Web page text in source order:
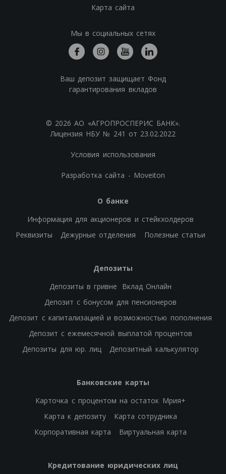
Карта сайта
Мы в социальных сетях
Ваш депозит защищает Фонд
гарантирования вкладов
© 2026 АО «АГРОПРОСПЕРИС БАНК».
Лицензия НБУ № 241 от 23.02.2022
Условия использования
Разработка сайта - Moveiton
О банке
Информация для акционеров и стейкхолдеров
Реквизиты
Дежурные отделения Полезные статьи
Депозиты
Депозиты в гривне
Вклад Онлайн
Депозит с бонусом для пенсионеров
Депозит с капитализацией и возможностью пополнения
Депозит с ежемесячной выплатой процентов
Депозиты для юр. лиц
Депозитный калькулятор
Банковские карты
Карточка с процентом на остаток Мрия+
Карта к депозиту
Карта сотрудника
Корпоративная карта
Виртуальная карта
Кредитование юридических лиц